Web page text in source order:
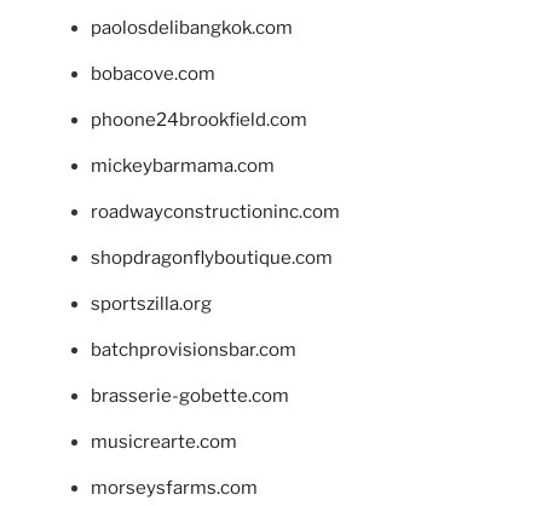
paolosdelibangkok.com
bobacove.com
phoone24brookfield.com
mickeybarmama.com
roadwayconstructioninc.com
shopdragonflyboutique.com
sportszilla.org
batchprovisionsbar.com
brasserie-gobette.com
musicrearte.com
morseysfarms.com